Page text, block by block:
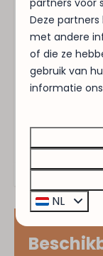
Wifi
Flatscreen
Buiten
Omheinde
er prachtige
gevarieerde
De foto's van
verschillen.
een
Deze
met andere
of die ze
gebruik van
informatie
NL